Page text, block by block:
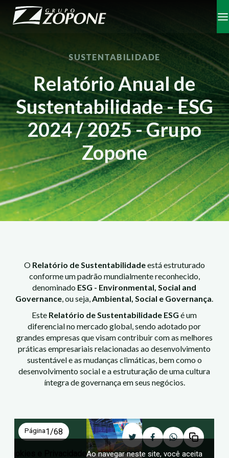
SUSTENTABILIDADE
Relatório Anual de
Sustentabilidade - ESG
2024 / 2025 - Grupo
Zopone
O Relatório de Sustentabilidadeestá estruturado
conforme um padrão mundialmente reconhecido,
denominado ESG - Environmental, Social and
Governance, ou seja,Ambiental, Social e Governança.
Este Relatório de Sustentabilidade ESG é um
diferencial no mercado global, sendo adotado por
grandes empresas que visam contribuir com as melhores
práticas empresariais relacionadas ao desenvolvimento
sustentável e as mudanças climáticas, bem como o
desenvolvimento social e a estruturação de uma cultura
íntegra de governança em seus negócios.